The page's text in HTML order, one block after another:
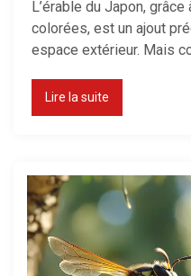
L’érable du Japon,
colorées, est un ajout
espace extérieur. Mais
Lire la suite